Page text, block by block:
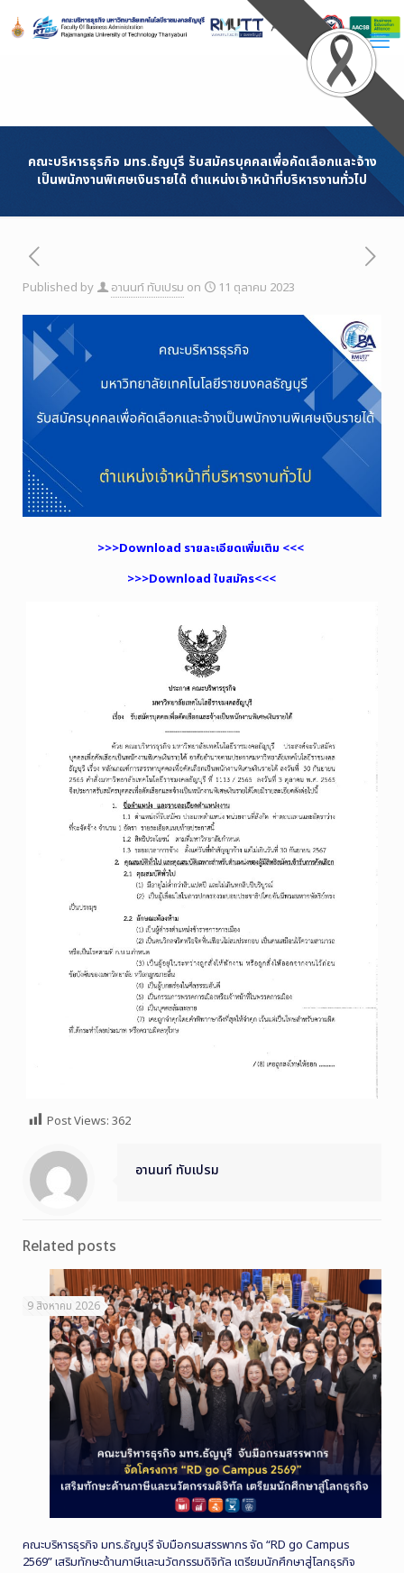
Content
คณะบริหารธุรกิจ มทร.ธัญบุรี รับสมัครบุคคลเพื่อคัดเลือกและจ้าง
เป็นพนักงานพิเศษเงินรายได้ ตำแหน่งเจ้าหน้าที่บริหารงานทั่วไป
Published by อานนท์ ทับเปรม on 11 ตุลาคม 2023
>>>Download รายละเอียดเพิ่มเติม <<<
>>>Download ใบสมัคร<<<
Post Views: 362
อานนท์ ทับเปรม
Related posts
9 สิงหาคม 2026
คณะบริหารธุรกิจ มทร.ธัญบุรี จับมือกรมสรรพากร จัด “RD go Campus
2569” เสริมทักษะด้านภาษีและนวัตกรรมดิจิทัล เตรียมนักศึกษาสู่โลกธุรกิจ